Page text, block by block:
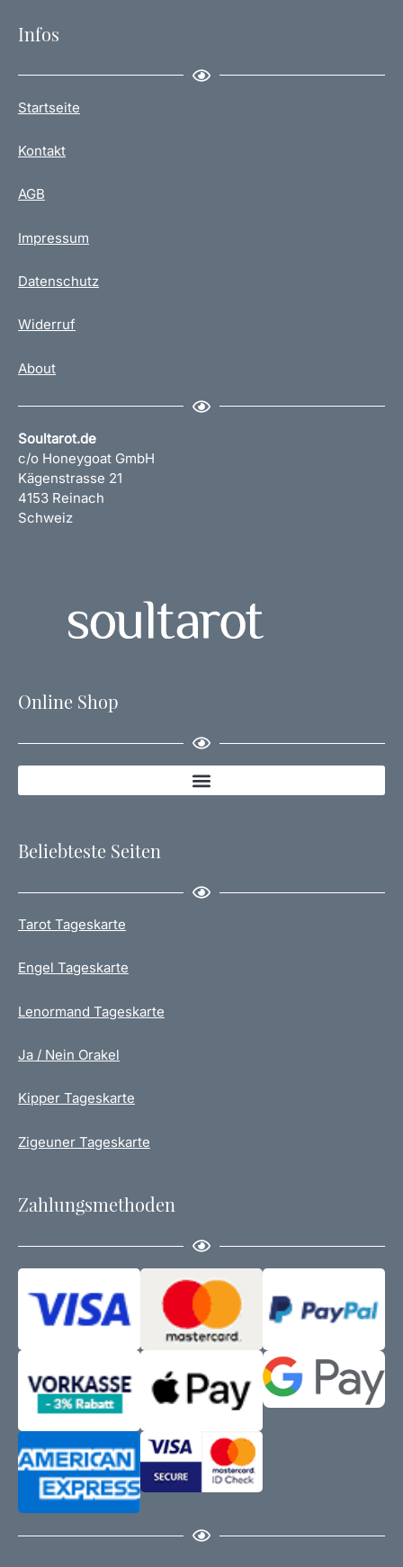
Infos
Startseite
Kontakt
AGB
Impressum
Datenschutz
Widerruf
About
Soultarot.de
c/o Honeygoat GmbH
Kägenstrasse 21
4153 Reinach
Schweiz
Online Shop
Beliebteste Seiten
Tarot Tageskarte
Engel Tageskarte
Lenormand Tageskarte
Ja / Nein Orakel
Kipper Tageskarte
Zigeuner Tageskarte
Zahlungsmethoden